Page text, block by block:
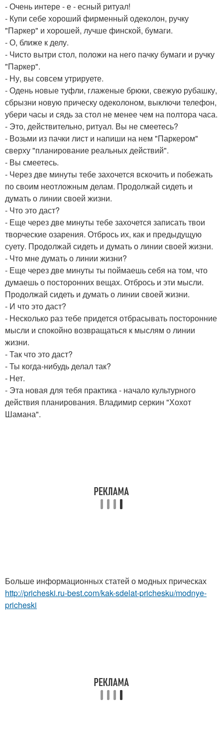
- Очень интере - е - есный ритуал!
- Купи себе хороший фирменный одеколон, ручку
"Паркер" и хорошей, лучше финской, бумаги.
- О, ближе к делу.
- Чисто вытри стол, положи на него пачку бумаги и ручку
"Паркер".
- Ну, вы совсем утрируете.
- Одень новые туфли, глаженые брюки, свежую рубашку,
сбрызни новую прическу одеколоном, выключи телефон,
убери часы и сядь за стол не менее чем на полтора часа.
- Это, действительно, ритуал. Вы не смеетесь?
- Возьми из пачки лист и напиши на нем "Паркером"
сверху "планирование реальных действий".
- Вы смеетесь.
- Через две минуты тебе захочется вскочить и побежать
по своим неотложным делам. Продолжай сидеть и
думать о линии своей жизни.
- Что это даст?
- Еще через две минуты тебе захочется записать твои
творческие озарения. Отбрось их, как и предыдущую
суету. Продолжай сидеть и думать о линии своей жизни.
- Что мне думать о линии жизни?
- Еще через две минуты ты поймаешь себя на том, что
думаешь о посторонних вещах. Отбрось и эти мысли.
Продолжай сидеть и думать о линии своей жизни.
- И что это даст?
- Несколько раз тебе придется отбрасывать посторонние
мысли и спокойно возвращаться к мыслям о линии
жизни.
- Так что это даст?
- Ты когда-нибудь делал так?
- Нет.
- Эта новая для тебя практика - начало культурного
действия планирования. Владимир серкин "Хохот
Шамана".
Больше информационных статей о модных прическах
http://pricheski.ru-best.com/kak-sdelat-prichesku/modnye-
pricheski